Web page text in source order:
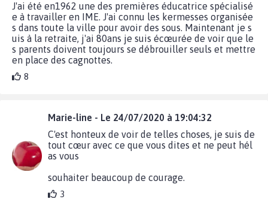
J'ai été en1962 une des premières éducatrice spécialisé
e à travailler en IME. J'ai connu les kermesses organisée
s dans toute la ville pour avoir des sous. Maintenant je s
uis à la retraite, j'ai 80ans je suis écœurée de voir que le
s parents doivent toujours se débrouiller seuls et mettre
en place des cagnottes.
8
Marie-line - Le 24/07/2020 à 19:04:32
C'est honteux de voir de telles choses, je suis de
tout cœur avec ce que vous dites et ne peut hél
as vous
souhaiter beaucoup de courage.
3